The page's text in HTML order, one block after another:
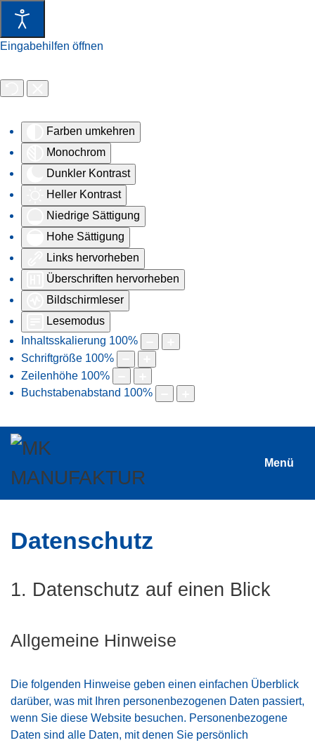
Eingabehilfen öffnen
Farben umkehren
Monochrom
Dunkler Kontrast
Heller Kontrast
Niedrige Sättigung
Hohe Sättigung
Links hervorheben
Überschriften hervorheben
Bildschirmleser
Lesemodus
Inhaltsskalierung 100%
Schriftgröße 100%
Zeilenhöhe 100%
Buchstabenabstand 100%
Menü
Datenschutz
1. Datenschutz auf einen Blick
Allgemeine Hinweise
Die folgenden Hinweise geben einen einfachen Überblick
darüber, was mit Ihren personenbezogenen Daten passiert,
wenn Sie diese Website besuchen. Personenbezogene
Daten sind alle Daten, mit denen Sie persönlich